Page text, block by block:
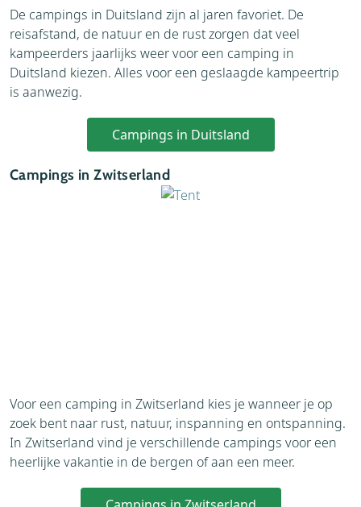
De campings in Duitsland zijn al jaren favoriet. De
reisafstand, de natuur en de rust zorgen dat veel
kampeerders jaarlijks weer voor een camping in
Duitsland kiezen. Alles voor een geslaagde kampeertrip
is aanwezig.
Campings in Duitsland
Campings in Zwitserland
Voor een camping in Zwitserland kies je wanneer je op
zoek bent naar rust, natuur, inspanning en ontspanning.
In Zwitserland vind je verschillende campings voor een
heerlijke vakantie in de bergen of aan een meer.